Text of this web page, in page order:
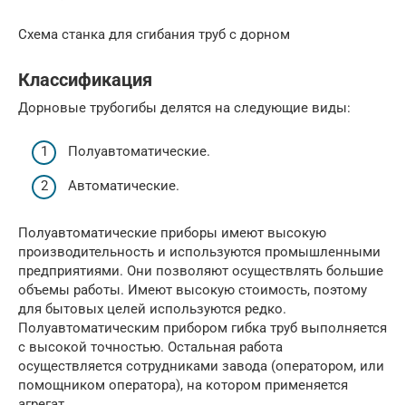
Схема станка для сгибания труб с дорном
Классификация
Дорновые трубогибы делятся на следующие виды:
Полуавтоматические.
Автоматические.
Полуавтоматические приборы имеют высокую
производительность и используются промышленными
предприятиями. Они позволяют осуществлять большие
объемы работы. Имеют высокую стоимость, поэтому
для бытовых целей используются редко.
Полуавтоматическим прибором гибка труб выполняется
с высокой точностью. Остальная работа
осуществляется сотрудниками завода (оператором, или
помощником оператора), на котором применяется